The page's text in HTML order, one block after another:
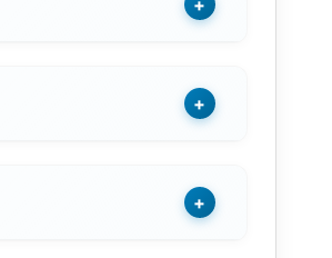
+
+